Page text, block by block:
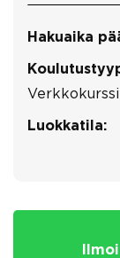
Hakuaika
Luokkatila: